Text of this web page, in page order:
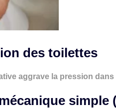
des toilettes
aggrave la pression
simple